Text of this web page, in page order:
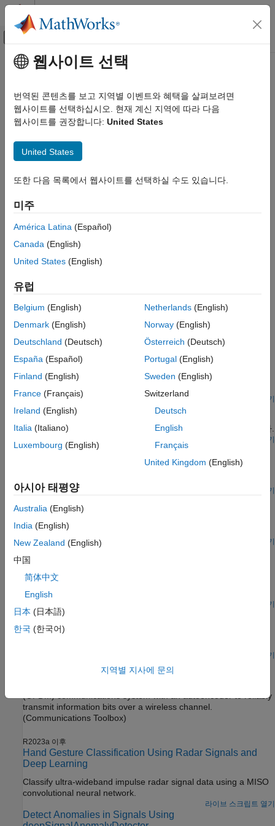
콘텐츠로 바로 가기
오프캔버스 탐색 메뉴 토글
문서 홈
Deep Learning Toolbox
응용 사례
카테고리
영상 처리 및 컴퓨터 비전
신호 처리, 오디오, 무선
오디오 처리
무선 통신
자율 시스템과 제어 시스템
텍스트 분석 및 계산 금융
엔드 투 엔드 AI 워크플로
주요 콘텐츠
신호 처리, 오디오, 무선
신호 처리, 오디오 처리, 무선 통신, 레이다 처리 응용 분야에서
딥러닝 워크플로 확장
무선 통신, 레이다 처리 응용 분야에 딥러닝을 적용합니다.
카테고리
신호 처리 응용 분야에서 딥러닝 워크플로 확장
오디오 처리
오디오 및 음성 처리 응용 분야에서 딥러닝 워크플로 확장
무선 통신
무선 통신 시스템 응용 분야에서 딥러닝 워크플로 확장
레이다 처리
추천 예제
Musical Instrument Classification with Joint Time-
Frequency Scattering
Classify musical instruments using joint time-frequency features
paired with a 3-D convolutional network.
라이브 스크립트 열기
장단기 기억 신경망을 사용하여 심전도 신호 분류하기
딥러닝과 신호 처리를 사용하여 심박 심전도 데이터를 분류합니다.
라이브 스크립트 열기
딥러닝을 사용한 파형 분할
시간-주파수 분석과 딥러닝을 사용하여 사람의 심전도 신호를
라이브 스크립트 열기
라이브 스크립트 열기
Monitoring
Design an autoencoder neural network to perform anomaly
라이브 스크립트 열기
웨이블릿 분석 및 딥러닝을 사용하여 시계열 분류하기
딥러닝과 연속 웨이블릿 변환을 사용하여 심박 심전도 데이터를
라이브 스크립트 열기
OFDM Autoencoder for Wireless Communications
transmit information bits over a wireless channel.
(Communications Toolbox)
R2023a 이후
Hand Gesture Classification Using Radar Signals and
Deep Learning
Classify ultra-wideband impulse radar signal data using a MISO
convolutional neural network.
라이브 스크립트 열기
Detect Anomalies in Signals Using
웹사이트 선택
번역된 콘텐츠를 보고 지역별 이벤트와 혜택을 살펴보려면
웹사이트를 선택하십시오. 현재 계신 지역에 따라 다음
웹사이트를 권장합니다: United States
United States
또한 다음 목록에서 웹사이트를 선택하실 수도 있습니다.
미주
América Latina (Español)
Canada (English)
United States (English)
유럽
Belgium (English)
Denmark (English)
Deutschland (Deutsch)
España (Español)
Finland (English)
France (Français)
Ireland (English)
Italia (Italiano)
Luxembourg (English)
Netherlands(English)
Norway(English)
Österreich (Deutsch)
Portugal(English)
Sweden (English)
Switzerland
Deutsch
English
Français
United Kingdom (English)
아시아 태평양
Australia (English)
India (English)
New Zealand (English)
中国
简体中文
English
日本 (日本語)
한국 (한국어)
지역별 지사에 문의